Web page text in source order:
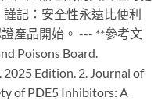
記：安全性永遠比便利
產品開始。 --- **參考文
Poisons Board.
Edition. 2. Journal of
of PDE5 Inhibitors: A